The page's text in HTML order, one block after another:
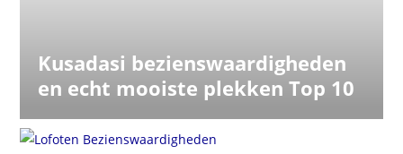
Kusadasi bezienswaardigheden
en echt mooiste plekken Top 10